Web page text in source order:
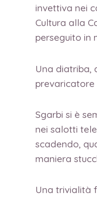
invettiva nei
Cultura alla
perseguito in
Una diatriba,
Sgarbi si è
nei salotti
scadendo,
maniera
Una trivialità